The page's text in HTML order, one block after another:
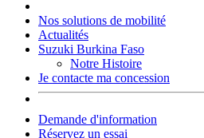
Nos solutions de mobilité
Actualités
Suzuki Burkina Faso
Notre Histoire
Je contacte ma concession
Demande d'information
Réservez un essai